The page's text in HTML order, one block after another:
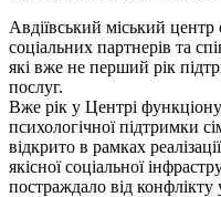
Авдіївський міський
соціальних партнерів та
які вже не перший рік
послуг.
Вже рік у Центрі
психологічної підтримки
відкрито в рамках
якісної соціальної
постраждало від конфлікту